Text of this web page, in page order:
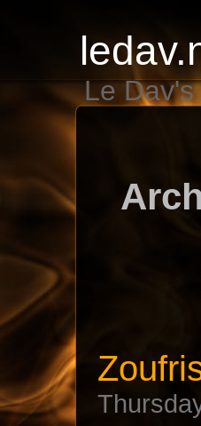
Le